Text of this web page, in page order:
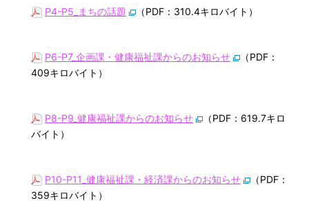
P4-P5_まちの話題 （PDF：310.4キロバイト）
P6-P7_企画課・健康福祉課からのお知らせ
（PDF：
409キロバイト）
P8-P9_健康福祉課からのお知らせ
（PDF：619.7キロ
バイト）
P10-P11_健康福祉課・経済課からのお知らせ
（PDF：
359キロバイト）